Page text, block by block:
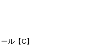
ル【C】